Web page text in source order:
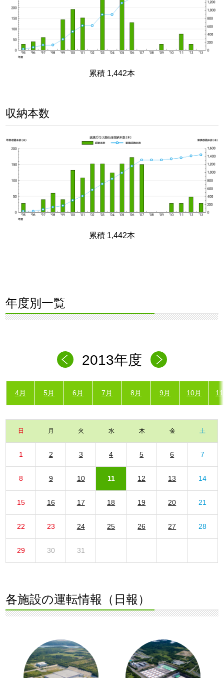
累積 1,442本
収納本数
累積 1,442本
年度別一覧
2013年度
4月 5月 6月 7月 8月 9月 10月
日 月 火 水 木 金 土
1 2 3 4 5 6 7
8 9 10 11 12 13 14
15 16 17 18 19 20 21
22 23 24 25 26 27 28
29 30 31
各施設の運転情報（日報）